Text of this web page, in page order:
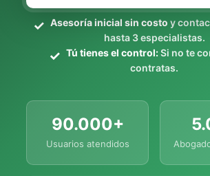
Asesoría inicial sin costo y
hasta 3 especialistas.
Tú tienes el control:Si no te
contratas.
90.000+
Usuarios atendidos